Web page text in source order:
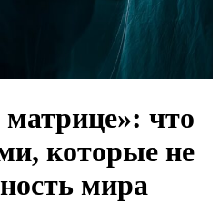
что
которые не
мира